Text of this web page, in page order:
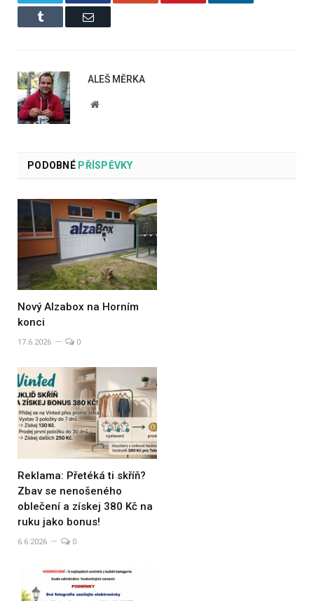
Tumblr Email
ALEŠ MĚRKA
Website
PODOBNÉPŘÍSPĚVKY
Nový Alzabox na Horním
konci
17.6.2026 0
Reklama: Přetéká ti skříň?
Zbav se nenošeného
oblečení a získej 380 Kč na
ruku jako bonus!
6.6.2026 0